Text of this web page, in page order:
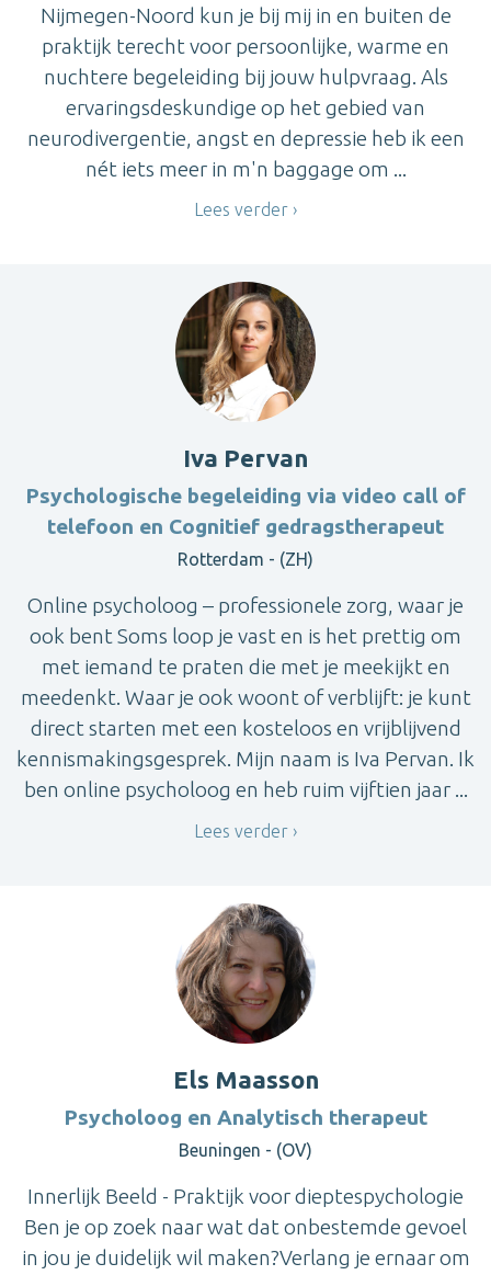
Nijmegen-Noord kun je bij mij in en buiten de
praktijk terecht voor persoonlijke, warme en
nuchtere begeleiding bij jouw hulpvraag. Als
ervaringsdeskundige op het gebied van
neurodivergentie, angst en depressie heb ik een
nét iets meer in m'n baggage om ...
Lees verder
Iva Pervan
Psychologische begeleiding via video call of
telefoon en Cognitief gedragstherapeut
Rotterdam - (ZH)
Online psycholoog – professionele zorg, waar je
ook bent Soms loop je vast en is het prettig om
met iemand te praten die met je meekijkt en
meedenkt. Waar je ook woont of verblijft: je kunt
direct starten met een kosteloos en vrijblijvend
kennismakingsgesprek. Mijn naam is Iva Pervan. Ik
ben online psycholoog en heb ruim vijftien jaar ...
Lees verder
Els Maasson
Psycholoog en Analytisch therapeut
Beuningen - (OV)
Innerlijk Beeld - Praktijk voor dieptespychologie
Ben je op zoek naar wat dat onbestemde gevoel
in jou je duidelijk wil maken?Verlang je ernaar om